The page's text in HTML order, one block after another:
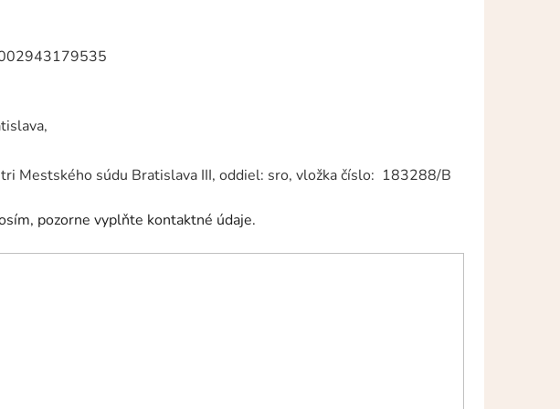
Mestského súdu Bratislava III, oddiel: sro, vložka číslo: 183288/B
pozorne vyplňte kontaktné údaje.